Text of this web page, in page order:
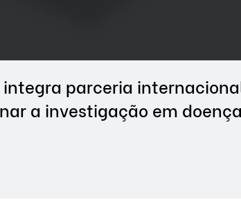
integra parceria
a investigação em